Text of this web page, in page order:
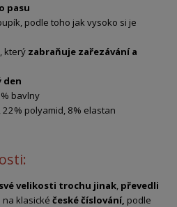
pasu
podle toho jak vysoko si je
, který zabraňuje zařezávání a
den
bavlny
polyamid, 8% elastan
velikosti trochu jinak, převedli
klasické české číslování, podle